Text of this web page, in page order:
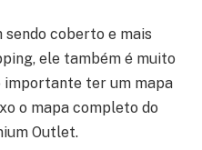
coberto e mais
ele também é muito
importante ter um mapa
o mapa completo do
Outlet.